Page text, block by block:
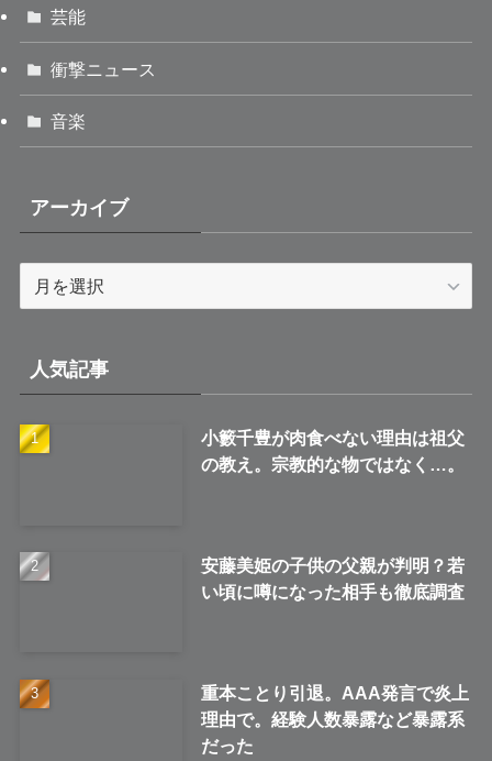
芸能
衝撃ニュース
音楽
アーカイブ
ブ
人気記事
小籔千豊が肉食べない理由は祖父
の教え。宗教的な物ではなく…。
安藤美姫の子供の父親が判明？若
い頃に噂になった相手も徹底調査
重本ことり引退。AAA発言で炎上
理由で。経験人数暴露など暴露系
だった